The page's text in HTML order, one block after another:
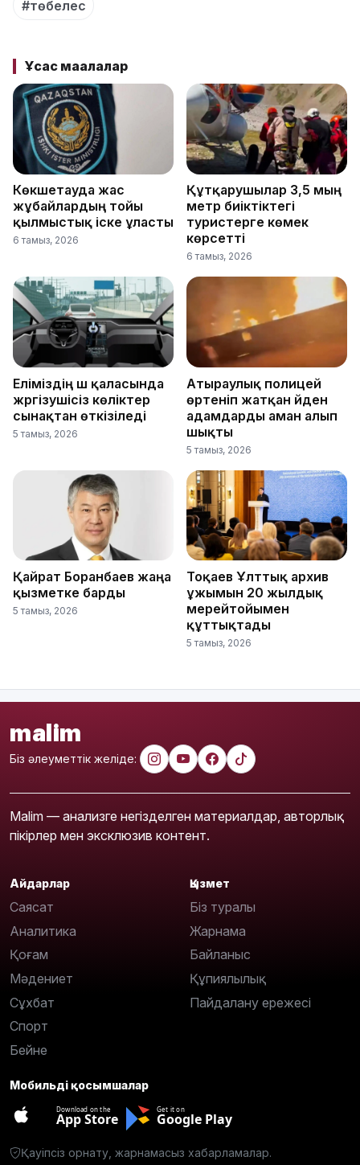
#төбелес
Ұқсас мақалалар
Көкшетауда жас
жұбайлардың тойы
қылмыстық іске ұласты
6 тамыз, 2026
Құтқарушылар 3,5 мың
метр биіктіктегі
туристерге көмек
көрсетті
6 тамыз, 2026
Еліміздің үш қаласында
жүргізушісіз көліктер
сынақтан өткізіледі
5 тамыз, 2026
Атыраулық полицей
өртеніп жатқан үйден
адамдарды аман алып
шықты
5 тамыз, 2026
Қайрат Боранбаев жаңа
қызметке барды
5 тамыз, 2026
Тоқаев Ұлттық архив
ұжымын 20 жылдық
мерейтойымен
құттықтады
5 тамыз, 2026
malim
Біз әлеуметтік желіде:
Malim — анализге негізделген материалдар, авторлық
пікірлер мен эксклюзив контент.
Айдарлар
Саясат
Аналитика
Қоғам
Мәдениет
Сұхбат
Спорт
Бейне
Қызмет
Біз туралы
Жарнама
Байланыс
Құпиялылық
Пайдалану ережесі
Мобильді қосымшалар
Download on the
App Store
Get it on
Google Play
Қауіпсіз орнату, жарнамасыз хабарламалар.